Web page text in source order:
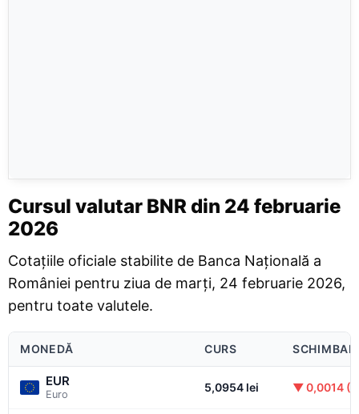
Cursul valutar BNR din 24 februarie
2026
Cotațiile oficiale stabilite de Banca Națională a
României pentru ziua de marți, 24 februarie 2026,
pentru toate valutele.
MONEDĂ CURS
EUR
Euro
5,0954 lei ▼ 0,0014